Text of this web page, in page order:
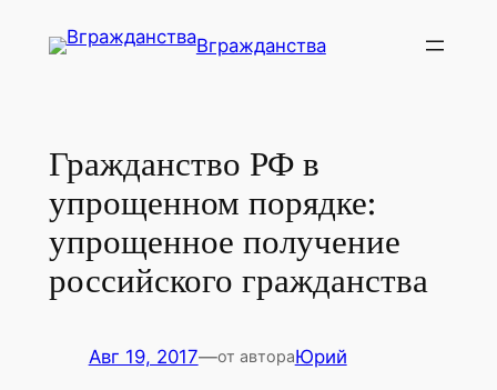
Вгражданства
Гражданство РФ в
упрощенном порядке:
упрощенное получение
российского гражданства
Авг 19, 2017—от автораЮрий